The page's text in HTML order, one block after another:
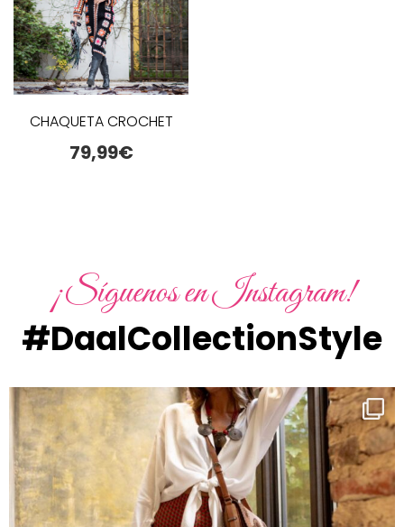
CHAQUETA CROCHET
79,99€
¡Síguenos en Instagram!
#DaalCollectionStyle